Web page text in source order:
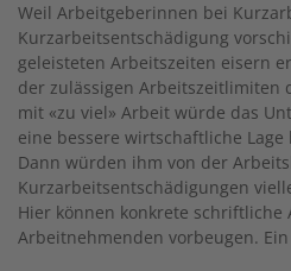
Weil Arbeitgeberinnen bei
Kurzarbeitsentschädigung
geleisteten Arbeitszeiten eisern
der zulässigen Arbeitszeitlimiten
mit «zu viel» Arbeit würde das
eine bessere wirtschaftliche
Dann würden ihm von der
Kurzarbeitsentschädigungen
Hier können konkrete schriftliche
Arbeitnehmenden vorbeugen.